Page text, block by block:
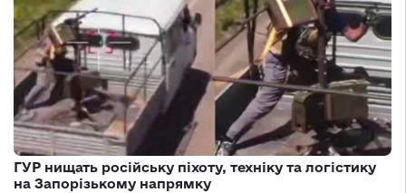
ГУР нищать російську піхоту, техніку та логістику
на Запорізькому напрямку